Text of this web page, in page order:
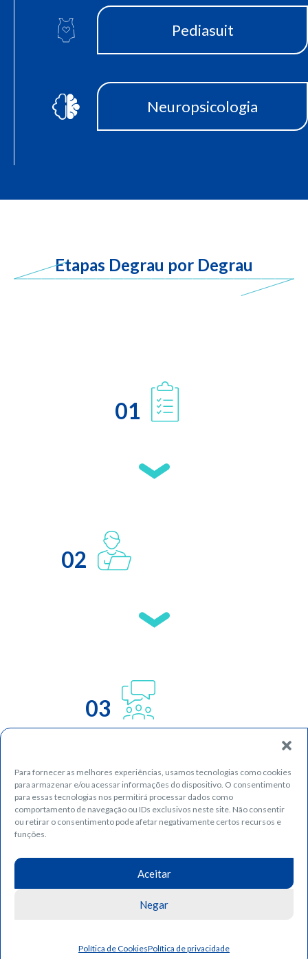
Para fornecer as melhores experiências, usamos tecnologias como cookies
para armazenar e/ou acessar informações do dispositivo. O consentimento
para essas tecnologias nos permitirá processar dados como
comportamento de navegação ou IDs exclusivos neste site. Não consentir
ou retirar o consentimento pode afetar negativamente certos recursos e
funções.
Aceitar
Negar
Política de CookiesPolítica de privacidade
Pediasuit
Neuropsicologia
Etapas Degrau por Degrau
01
02
03
04